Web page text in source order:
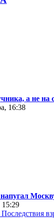
а не на
16:38
Последствия